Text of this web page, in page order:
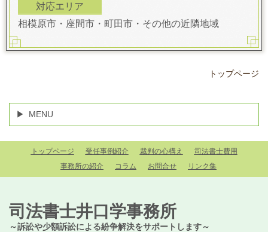
対応エリア
相模原市・座間市・町田市・その他の近隣地域
トップページ
MENU
トップページ 受任事例紹介 裁判の心構え
司法書士費用
事務所の紹介
コラム お問合せ リンク集
司法書士井口学事務所
～訴訟や少額訴訟による紛争解決をサポートします～